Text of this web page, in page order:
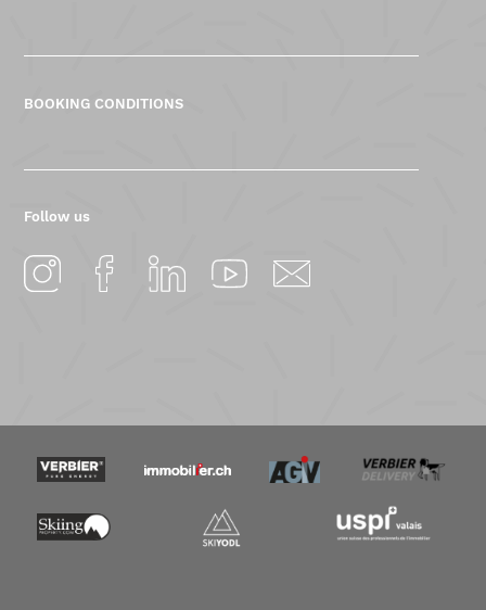
BOOKING CONDITIONS
Follow us